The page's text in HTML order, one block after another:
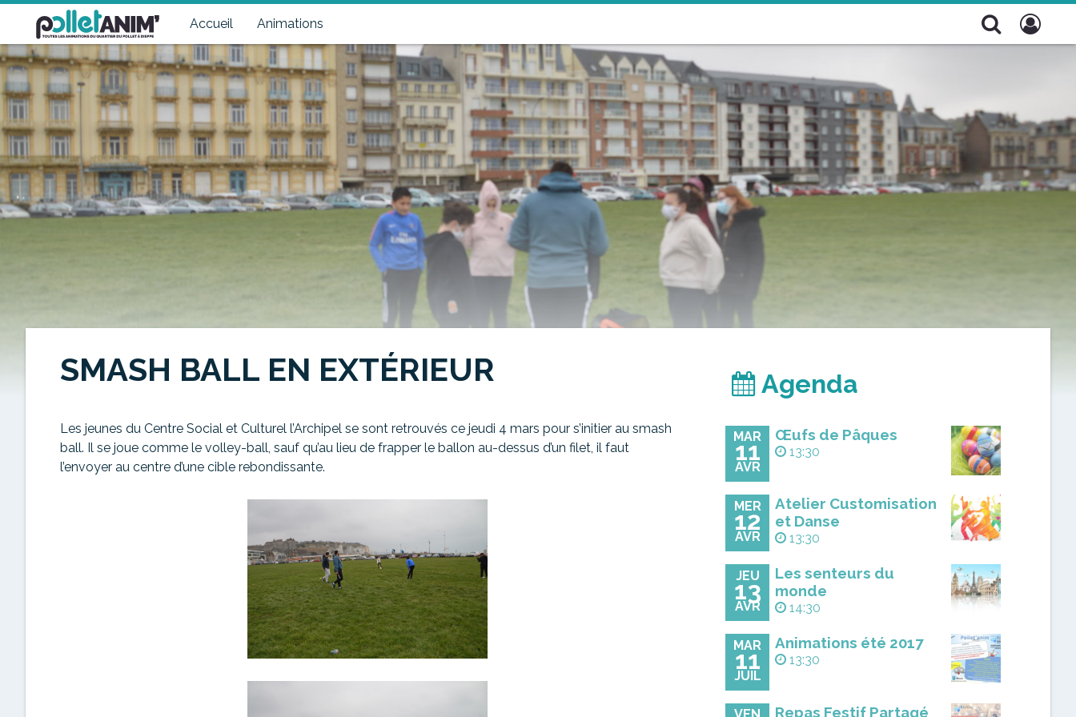
Accueil Animations
Pollet Anim'
Toutes les animations du quartier du Pollet à Dieppe
SMASH BALL EN EXTÉRIEUR
Les jeunes du Centre Social et Culturel l’Archipel se sont retrouvés ce jeudi 4 mars pour s’initier au smash
ball. Il se joue comme le volley-ball, sauf qu’au lieu de frapper le ballon au-dessus d’un filet, il faut
l’envoyer au centre d’une cible rebondissante.
Agenda
MAR
11
AVR
Œufs de Pâques
13:30
MER
12
AVR
Atelier Customisation
et Danse
13:30
JEU
13
AVR
Les senteurs du
monde
14:30
MAR
11
JUIL
Animations été 2017
13:30
Repas Festif Partagé